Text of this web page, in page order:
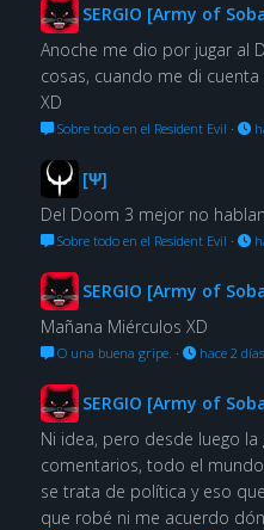
SERGIO [Army of
Anoche me dio por jugar al
cosas, cuando me di
XD
Sobre todo en el Resident Evil ·
[Ψ]
Del Doom 3 mejor no
Sobre todo en el Resident Evil ·
SERGIO [Army of
Mañana Miérculos XD
O una buena gripe. · hace 2 días
SERGIO [Army of
Ni idea, pero desde luego
comentarios, todo el
se trata de política y eso
que robé ni me acuerdo